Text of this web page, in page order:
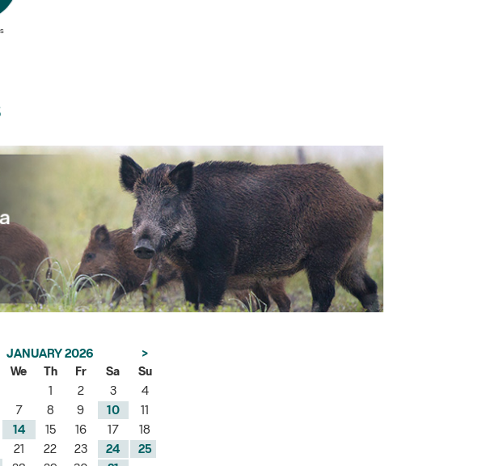
We Th Fr
Su
1
2 3
4
8 9 10
11
14 15 16 17
18
21 22 23 24
25
28 29 30 31